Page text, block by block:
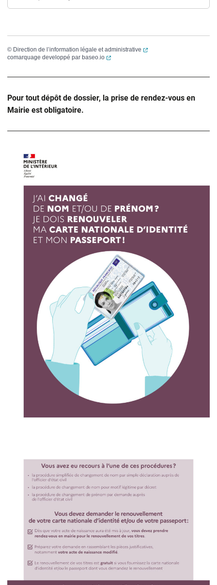
© Direction de l’information légale et administrative
(ouverture dans un
comarquage developpé par baseo.io (ouverture dans un nouvel onglet)
Pour tout dépôt de dossier, la prise de rendez-vous en
Mairie est obligatoire.